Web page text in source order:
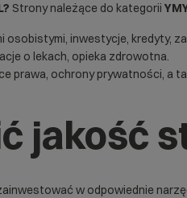
Strony należące do kategorii
osobistymi, inwestycje, kredyty,
o lekach, opieka zdrowotna.
prawa, ochrony prywatności, a
jakość
w odpowiednie